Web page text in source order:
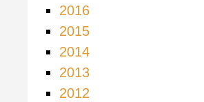
2016
2015
2014
2013
2012